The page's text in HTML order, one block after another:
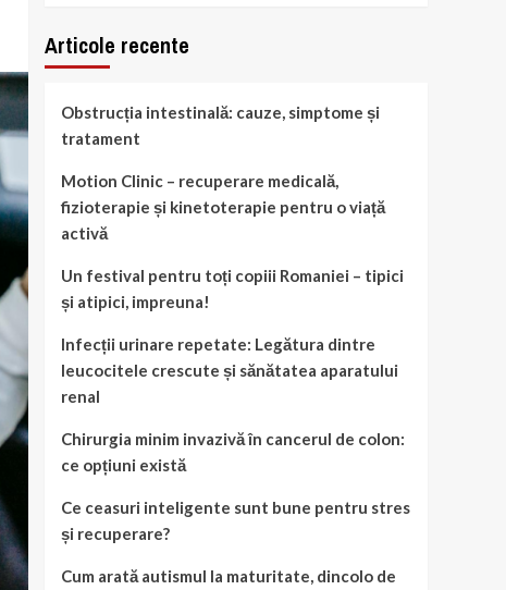
Articole recente
Obstrucția intestinală: cauze, simptome și
tratament
Motion Clinic – recuperare medicală,
fizioterapie și kinetoterapie pentru o viață
activă
Un festival pentru toți copiii Romaniei – tipici
și atipici, impreuna!
Infecții urinare repetate: Legătura dintre
leucocitele crescute și sănătatea aparatului
renal
Chirurgia minim invazivă în cancerul de colon:
ce opțiuni există
Ce ceasuri inteligente sunt bune pentru stres
și recuperare?
Cum arată autismul la maturitate, dincolo de